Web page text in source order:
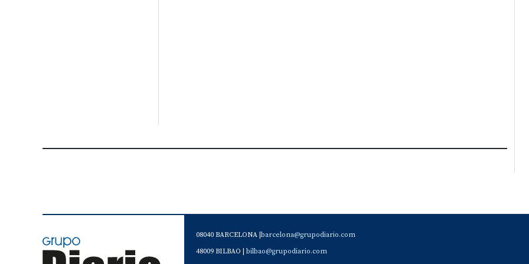
08040 BARCELONA | barcelona@grupodiario.com
48009 BILBAO | bilbao@grupodiario.com